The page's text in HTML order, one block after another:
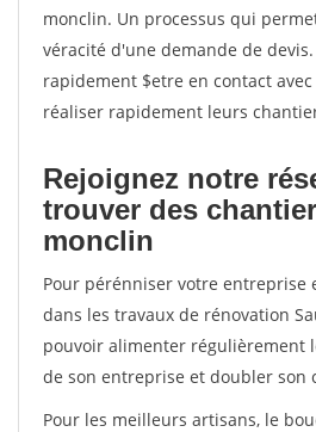
monclin. Un processus qui
véracité d'une demande de devis.
rapidement $etre en contact
réaliser rapidement leurs
Rejoignez notre
trouver des
monclin
Pour pérénniser votre entreprise
dans les travaux de rénovation
pouvoir alimenter régulièrement
de son entreprise et doubler son
Pour les meilleurs artisans, le